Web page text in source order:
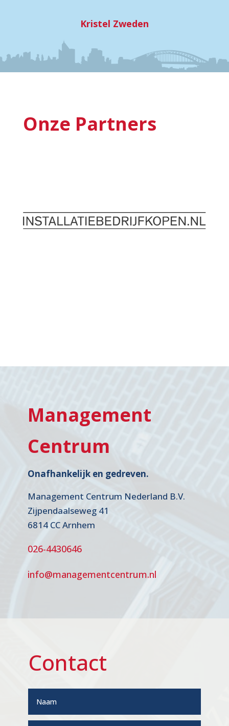
Kristel Zweden
Onze Partners
Management
Centrum
Onafhankelijk en gedreven.
Management Centrum Nederland B.V.
Zijpendaalseweg 41
6814 CC Arnhem
026-4430646
info@managementcentrum.nl
Contact